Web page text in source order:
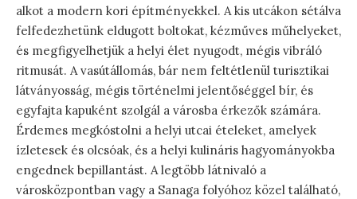
alkot a modern kori építményekkel. A kis utcákon sétálva
felfedezhetünk eldugott boltokat, kézműves műhelyeket,
és megfigyelhetjük a helyi élet nyugodt, mégis vibráló
ritmusát. A vasútállomás, bár nem feltétlenül turisztikai
látványosság, mégis történelmi jelentőséggel bír, és
egyfajta kapuként szolgál a városba érkezők számára.
Érdemes megkóstolni a helyi utcai ételeket, amelyek
ízletesek és olcsóak, és a helyi kulináris hagyományokba
engednek bepillantást. A legtöbb látnivaló a
városközpontban vagy a Sanaga folyóhoz közel található,